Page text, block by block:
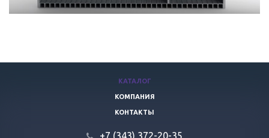
КАТАЛОГ
КОМПАНИЯ
КОНТАКТЫ
+7 (343) 372-20-35